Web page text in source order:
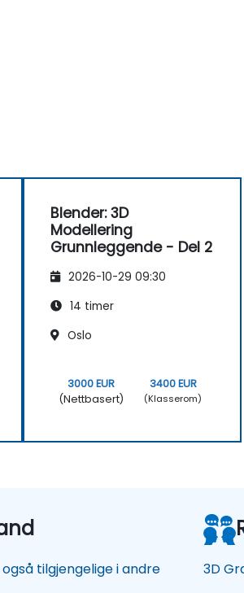
Blender: 3D
Modellering
Grunnleggende - Del 2
2026-10-29 09:30
14 timer
Oslo
3000 EUR
(Nettbasert)
3400 EUR
(Klasserom)
tilgjengelige i andre
3D